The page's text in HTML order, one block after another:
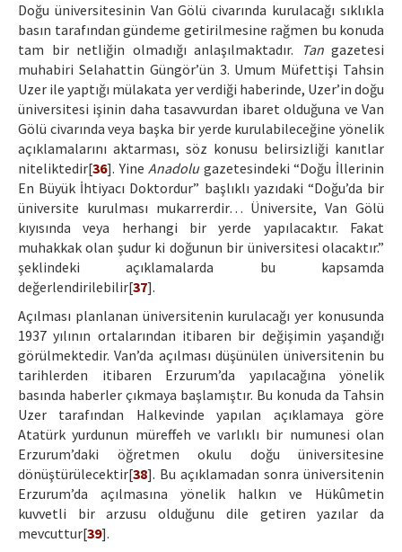
Doğu üniversitesinin Van Gölü civarında kurulacağı sıklıkla
basın tarafından gündeme getirilmesine rağmen bu konuda
tam bir netliğin olmadığı anlaşılmaktadır.
Tangazetesi
muhabiri Selahattin Güngör’ün 3. Umum Müfettişi Tahsin
Uzer ile yaptığı mülakata yer verdiği haberinde, Uzer’in doğu
üniversitesi işinin daha tasavvurdan ibaret olduğuna ve Van
Gölü civarında veya başka bir yerde kurulabileceğine yönelik
açıklamalarını aktarması, söz konusu belirsizliği kanıtlar
niteliktedir[36]. YineAnadolugazetesindeki “Doğu İllerinin
En Büyük İhtiyacı Doktordur” başlıklı yazıdaki “Doğu’da bir
üniversite kurulması mukarrerdir… Üniversite, Van Gölü
kıyısında veya herhangi bir yerde yapılacaktır. Fakat
muhakkak olan şudur ki doğunun bir üniversitesi olacaktır.”
şeklindeki açıklamalarda bu kapsamda
değerlendirilebilir[37].
Açılması planlanan üniversitenin kurulacağı yer konusunda
1937 yılının ortalarından itibaren bir değişimin yaşandığı
görülmektedir. Van’da açılması düşünülen üniversitenin bu
tarihlerden itibaren Erzurum’da yapılacağına yönelik
basında haberler çıkmaya başlamıştır. Bu konuda da Tahsin
Uzer tarafından Halkevinde yapılan açıklamaya göre
Atatürk yurdunun müreffeh ve varlıklı bir numunesi olan
Erzurum’daki öğretmen okulu doğu üniversitesine
dönüştürülecektir[38]. Bu açıklamadan sonra üniversitenin
Erzurum’da açılmasına yönelik halkın ve Hükûmetin
kuvvetli bir arzusu olduğunu dile getiren yazılar da
mevcuttur[39].